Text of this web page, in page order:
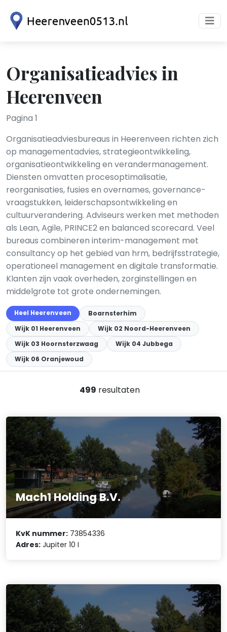
Organisatieadvies in
Heerenveen
Pagina 1
Organisatieadviesbureaus in Heerenveen richten zich
op managementadvies, strategieontwikkeling,
organisatieontwikkeling en verandermanagement.
Diensten omvatten procesoptimalisatie,
reorganisaties, fusies en overnames, governance-
vraagstukken, leiderschapsontwikkeling en
cultuurverandering. Adviseurs werken met methoden
als Lean, Agile, PRINCE2 en balanced scorecard. Veel
bureaus combineren interim-management met
consultancy op het gebied van hrm, bedrijfsstrategie,
operationeel management en digitale transformatie.
Klanten zijn vaak overheden, zorginstellingen en
middelgrote tot grote ondernemingen.
Heel Heerenveen
Boarnsterhim
Wijk 01 Heerenveen
Wijk 02 Noord-Heerenveen
Wijk 03 Hoornsterzwaag
Wijk 04 Jubbega
Wijk 06 Oranjewoud
499 resultaten
Mach1 Holding B.V.
KvK nummer: 73854336
Adres: Jupiter 10 I